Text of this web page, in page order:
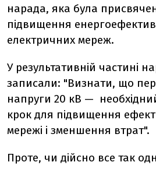
нарада, яка була
підвищення
електричних мереж.
У результативній частині
записали: "Визнати, що
напруги 20 кВ —
крок для підвищення
мережі і зменшення втрат".
Проте, чи дійсно все так